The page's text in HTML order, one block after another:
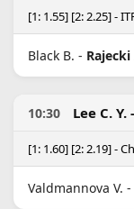
[1: 1.55] [2: 2.25] -
Black B. - Rajecki
10:30 Lee C.
[1: 1.60] [2: 2.19] -
Valdmannova V. -